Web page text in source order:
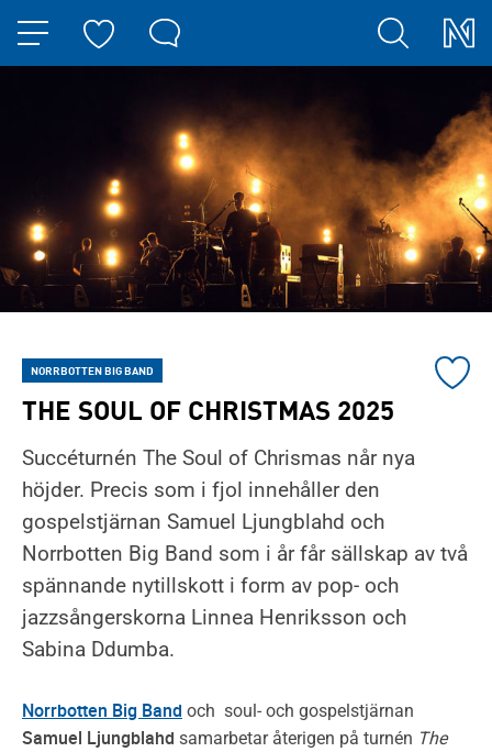
HOPPA TILL NAVIGERINGEN
HOPPA TILL INNEHÅLLET
NORRBOTTEN BIG BAND
THE SOUL OF CHRISTMAS 2025
Lägg
till
har
nu
0
sparade
konserter
Succéturnén The Soul of Chrismas når nya
höjder. Precis som i fjol innehåller den
gospelstjärnan Samuel Ljungblahd och
Norrbotten Big Band som i år får sällskap av två
spännande nytillskott i form av pop- och
jazzsångerskorna Linnea Henriksson och
Sabina Ddumba.
Norrbotten Big Band och soul- och gospelstjärnan
Samuel Ljungblahd samarbetar återigen på turnén The